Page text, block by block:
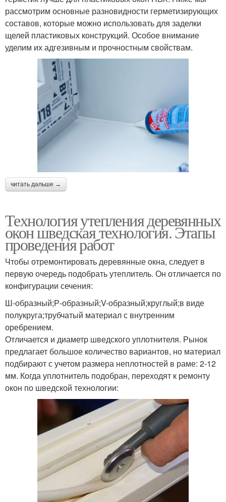
рассмотрим основные разновидности герметизирующих
составов, которые можно использовать для заделки
щелей пластиковых конструкций. Особое внимание
уделим их адгезивным и прочностным свойствам.
читать дальше →
Технология утепления деревянных
окон шведская технология. Этапы
проведения работ
Чтобы отремонтировать деревянные окна, следует в
первую очередь подобрать утеплитель. Он отличается по
конфигурации сечения:
Ш-образный;Р-образный;V-образный;круглый;в виде
полукруга;трубчатый материал с внутренним
оребрением.
Отличается и диаметр шведского уплотнителя. Рынок
предлагает большое количество вариантов, но материал
подбирают с учетом размера неплотностей в раме: 2-12
мм. Когда уплотнитель подобран, переходят к ремонту
окон по шведской технологии: